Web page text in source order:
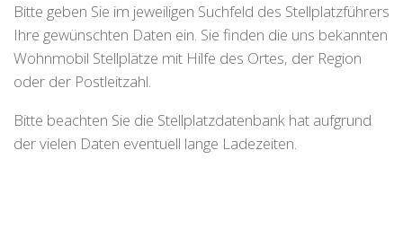
Bitte geben Sie im jeweiligen Suchfeld des Stellplatzführers
Ihre gewünschten Daten ein. Sie finden die uns bekannten
Wohnmobil Stellplätze mit Hilfe des Ortes, der Region
oder der Postleitzahl.
Bitte beachten Sie die Stellplatzdatenbank hat aufgrund
der vielen Daten eventuell lange Ladezeiten.